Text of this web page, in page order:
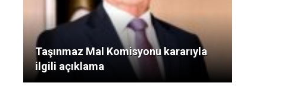
Taşınmaz Mal Komisyonu kararıyla
ilgili açıklama